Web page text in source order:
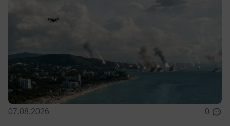
07.08.2026 0